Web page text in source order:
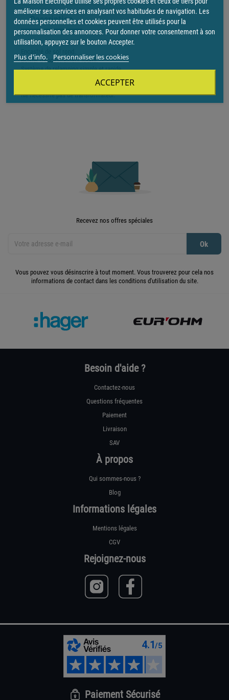
Description
Boîtier d'encastrement fourni.
Système de relamping simple et rapide.
Ne nécessite pas de transformateur.
Recevez nos offres spéciales
Vous pouvez vous désinscrire à tout moment. Vous trouverez pour cela nos
informations de contact dans les conditions d'utilisation du site.
Besoin d'aide ?
Contactez-nous
Questions fréquentes
Paiement
Livraison
SAV
À propos
Qui sommes-nous ?
Blog
Informations légales
Mentions légales
CGV
Rejoignez-nous
Paiement Sécurisé
améliorer ses services en analysant vos habitudes de navigation. Les
données personnelles et cookies peuvent être utilisés pour la
personnalisation des annonces. Pour donner votre consentement à son
utilisation, appuyez sur le bouton Accepter.
Plus d'info. Personnaliser les cookies
ACCEPTER